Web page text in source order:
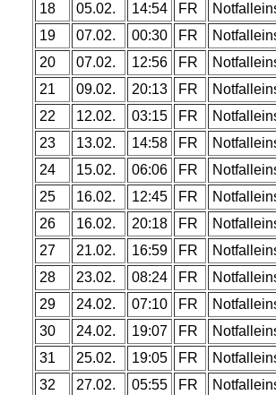
18
05.02. 14:54 FR
19
07.02. 00:30 FR
20
07.02. 12:56 FR
21
09.02. 20:13 FR
22
12.02. 03:15 FR
23
13.02. 14:58 FR
24
15.02. 06:06 FR
25
16.02. 12:45 FR
26
16.02. 20:18 FR
27
21.02. 16:59 FR
28
23.02. 08:24 FR
29
24.02. 07:10 FR
30
24.02. 19:07 FR
31
25.02. 19:05 FR
32
27.02. 05:55 FR